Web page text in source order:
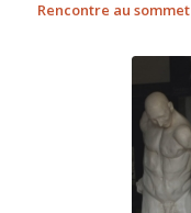
Rencontre au sommet